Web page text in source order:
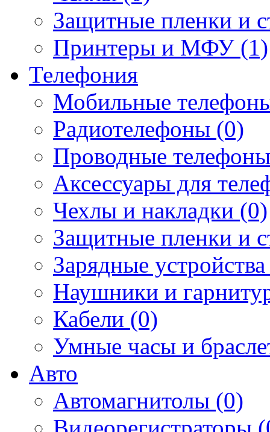
Защитные пленки и
Принтеры и МФУ (1)
Телефония
Мобильные
Радиотелефоны (0)
Проводные
Аксессуары для
Чехлы и накладки (0)
Защитные пленки и
Зарядные
Наушники и
Кабели (0)
Умные часы и
Авто
Автомагнитолы (0)